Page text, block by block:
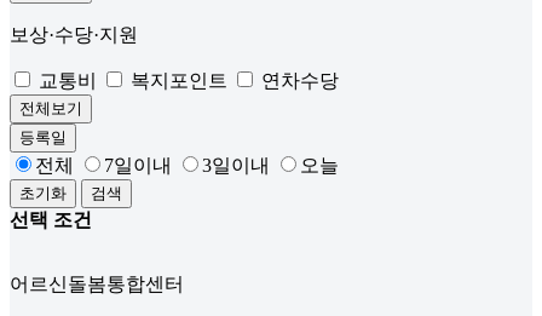
보상·수당·지원
교통비 복지포인트 연차수당
전체보기
등록일
전체 7일이내 3일이내 오늘
초기화 검색
선택 조건
어르신돌봄통합센터